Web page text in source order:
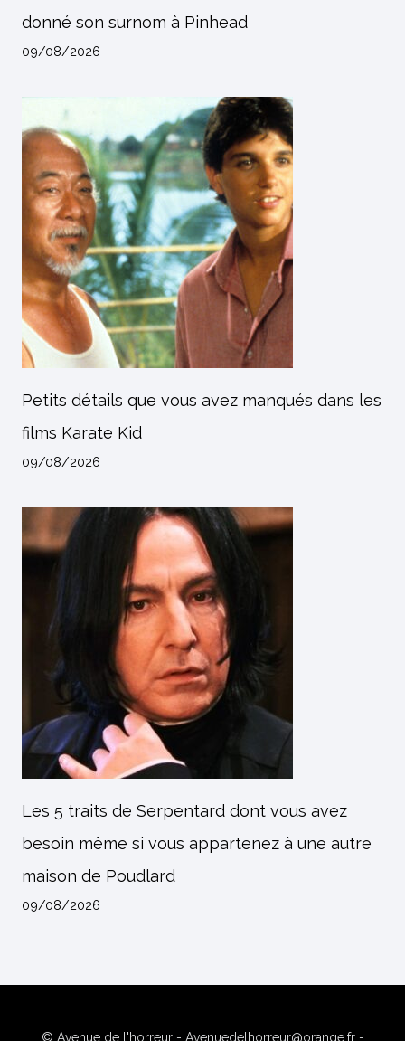
donné son surnom à Pinhead
09/08/2026
Petits détails que vous avez manqués dans les
films Karate Kid
09/08/2026
Les 5 traits de Serpentard dont vous avez
besoin même si vous appartenez à une autre
maison de Poudlard
09/08/2026
© Avenue de l'horreur - Avenuedelhorreur@orange.fr -